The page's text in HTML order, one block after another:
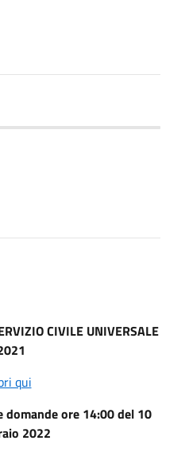
CIVILE UNIVERSALE
qui
domande ore 14:00 del 10
2022